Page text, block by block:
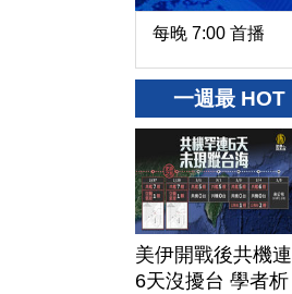
每晚 7:00 首播
一週最 HOT
美伊開戰後共機連
6天沒擾台 學者析